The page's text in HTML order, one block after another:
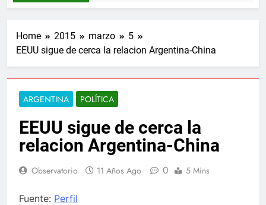
Home 2015 marzo
5
EEUU sigue de cerca la relacion Argentina-China
ARGENTINA POLÍTICA
EEUU sigue de cerca la
relacion Argentina-China
Observatorio 11 Años Ago 0 5 Mins
Fuente: Perfil